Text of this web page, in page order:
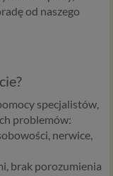
od naszego
specjalistów,
problemów:
nerwice,
brak porozumienia
Partnerzy.
do
takim
ich odbiorcy
do korzystania
lub
ma miejsce